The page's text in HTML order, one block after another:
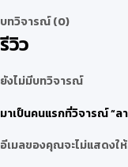
บทวิจารณ์ (0)
รีวิว
ยังไม่มีบทวิจารณ์
มาเป็นคนแรกที่วิจารณ์ “ล
อีเมลของคุณจะไม่แสดงใ